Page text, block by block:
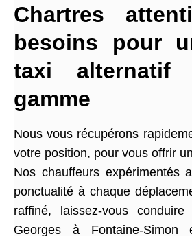
Chartres
besoins pour
taxi alternatif
gamme
Nous vous récupérons
votre position, pour vous offrir
Nos chauffeurs expérimentés
ponctualité à chaque
raffiné, laissez-vous
Georges à Fontaine-Simon